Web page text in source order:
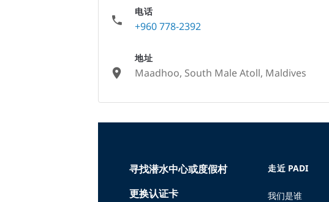
电话
+960 778-2392
地址
Maadhoo, South Male Atoll, Maldives
寻找潜水中心或度假村
更换认证卡
走近 PADI
我们是谁